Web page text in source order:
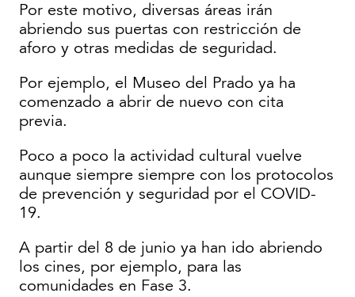
Por este motivo, diversas áreas irán
abriendo sus puertas con restricción de
aforo y otras medidas de seguridad.
Por ejemplo, el Museo del Prado ya ha
comenzado a abrir de nuevo con cita
previa.
Poco a poco la actividad cultural vuelve
aunque siempre siempre con los protocolos
de prevención y seguridad por el COVID-
19.
A partir del 8 de junio ya han ido abriendo
los cines, por ejemplo, para las
comunidades en Fase 3.